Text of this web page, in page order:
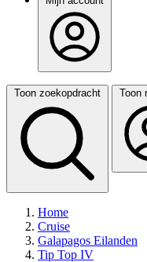
Toon zoekopdracht Toon
Home
Cruise
Galapagos Eilanden
Tip Top IV